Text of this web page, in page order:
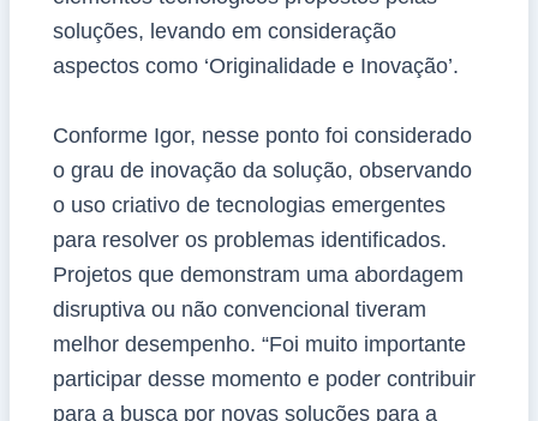
soluções, levando em consideração
aspectos como ‘Originalidade e Inovação’.
Conforme Igor, nesse ponto foi considerado
o grau de inovação da solução, observando
o uso criativo de tecnologias emergentes
para resolver os problemas identificados.
Projetos que demonstram uma abordagem
disruptiva ou não convencional tiveram
melhor desempenho. “Foi muito importante
participar desse momento e poder contribuir
para a busca por novas soluções para a